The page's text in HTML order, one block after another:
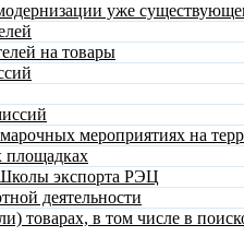
уже
на товары
мероприятиях на
площадках
экспорта РЭЦ
деятельности
товарах, в том числе в